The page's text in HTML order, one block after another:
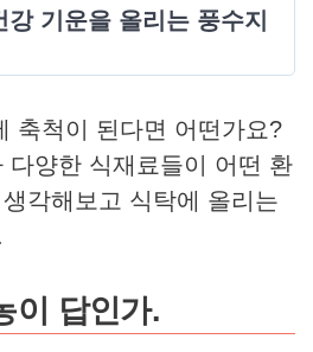
강 기운을 올리는 풍수지
축척이 된다면 어떤가요?
다양한 식재료들이 어떤 환
각해보고 식탁에 올리는
이 답인가.